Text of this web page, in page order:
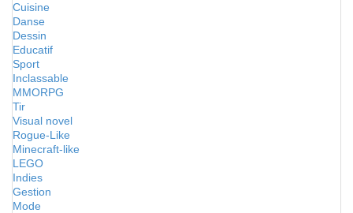
Cuisine
Danse
Dessin
Educatif
Sport
Inclassable
MMORPG
Tir
Visual novel
Rogue-Like
Minecraft-like
LEGO
Indies
Gestion
Mode